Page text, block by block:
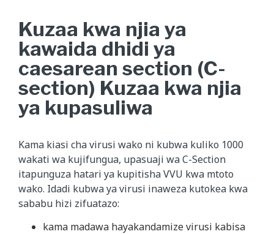
Kuzaa kwa njia ya
kawaida dhidi ya
caesarean section (C-
section) Kuzaa kwa njia
ya kupasuliwa
Kama kiasi cha virusi wako ni kubwa kuliko 1000
wakati wa kujifungua, upasuaji wa C-Section
itapunguza hatari ya kupitisha VVU kwa mtoto
wako. Idadi kubwa ya virusi inaweza kutokea kwa
sababu hizi zifuatazo:
kama madawa hayakandamize virusi kabisa